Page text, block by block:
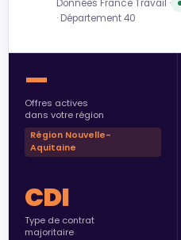
Données France Travail ·
· Département 40
—
Offres actives
dans votre région
Région Nouvelle-
Aquitaine
CDI
Type de contrat
majoritaire